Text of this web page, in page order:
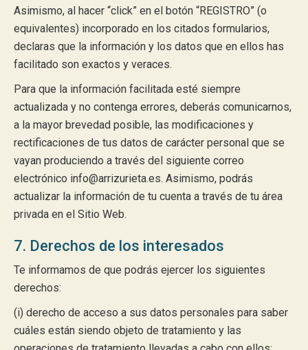
Asimismo, al hacer “click” en el botón “REGISTRO” (o
equivalentes) incorporado en los citados formularios,
declaras que la información y los datos que en ellos has
facilitado son exactos y veraces.
Para que la información facilitada esté siempre
actualizada y no contenga errores, deberás comunicarnos,
a la mayor brevedad posible, las modificaciones y
rectificaciones de tus datos de carácter personal que se
vayan produciendo a través del siguiente correo
electrónico info@arrizurieta.es. Asimismo, podrás
actualizar la información de tu cuenta a través de tu área
privada en el Sitio Web.
7. Derechos de los interesados
Te informamos de que podrás ejercer los siguientes
derechos:
(i) derecho de acceso a sus datos personales para saber
cuáles están siendo objeto de tratamiento y las